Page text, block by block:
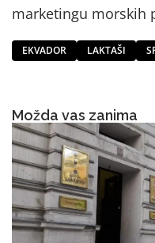
marketingu morskih
EKVADOR LAKTAŠI
Možda vas zanima